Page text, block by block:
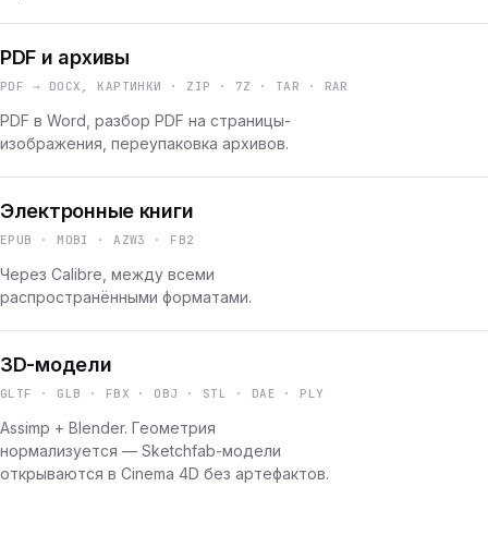
PDF и архивы
PDF → DOCX, КАРТИНКИ · ZIP · 7Z · TAR · RAR
PDF в Word, разбор PDF на страницы-
изображения, переупаковка архивов.
Электронные книги
EPUB · MOBI · AZW3 · FB2
Через Calibre, между всеми
распространёнными форматами.
3D-модели
GLTF · GLB · FBX · OBJ · STL · DAE · PLY
Assimp + Blender. Геометрия
нормализуется — Sketchfab-модели
открываются в Cinema 4D без артефактов.